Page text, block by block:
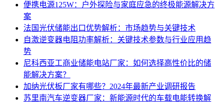
便携电源125W：户外探险与家庭应急的终极能源解决方
案
法国光伏储能出口优势解析：市场趋势与关键技术
自激逆变器电阻功率解析：关键技术参数与行业应用趋
势
尼科西亚工商业储能电站厂家：如何选择高性价比的储
能解决方案？
加纳光伏板厂家有哪些？2024年最新产业调研报告
苏里南汽车逆变器厂家：新能源时代的车载电能转换解